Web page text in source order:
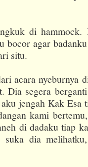
di hammock.
bocor agar
situ.
acara nyeburnya
Dia segera
jengah Kak Esa
kami
di dadaku tiap
dia